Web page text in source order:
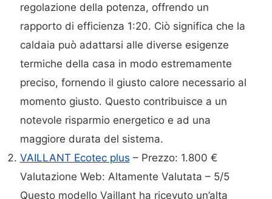
regolazione della potenza, offrendo un
rapporto di efficienza 1:20. Ciò significa che la
caldaia può adattarsi alle diverse esigenze
termiche della casa in modo estremamente
preciso, fornendo il giusto calore necessario al
momento giusto. Questo contribuisce a un
notevole risparmio energetico e ad una
maggiore durata del sistema.
VAILLANT Ecotec plus – Prezzo: 1.800 €
Valutazione Web: Altamente Valutata – 5/5
Questo modello Vaillant ha ricevuto un’alta